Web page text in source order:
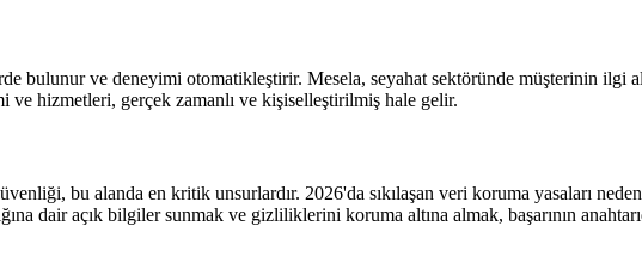
bulunur ve deneyimi otomatikleştirir. Mesela, seyahat sektöründe müşterinin ilgi
hizmetleri, gerçek zamanlı ve kişiselleştirilmiş hale gelir.
bu alanda en kritik unsurlardır. 2026'da sıkılaşan veri koruma yasaları
dair açık bilgiler sunmak ve gizliliklerini koruma altına almak, başarının